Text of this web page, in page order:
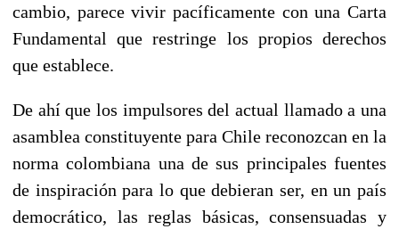
cambio, parece vivir pacíficamente con una Carta
Fundamental que restringe los propios derechos
que establece.
De ahí que los impulsores del actual llamado a una
asamblea constituyente para Chile reconozcan en la
norma colombiana una de sus principales fuentes
de inspiración para lo que debieran ser, en un país
democrático, las reglas básicas, consensuadas y